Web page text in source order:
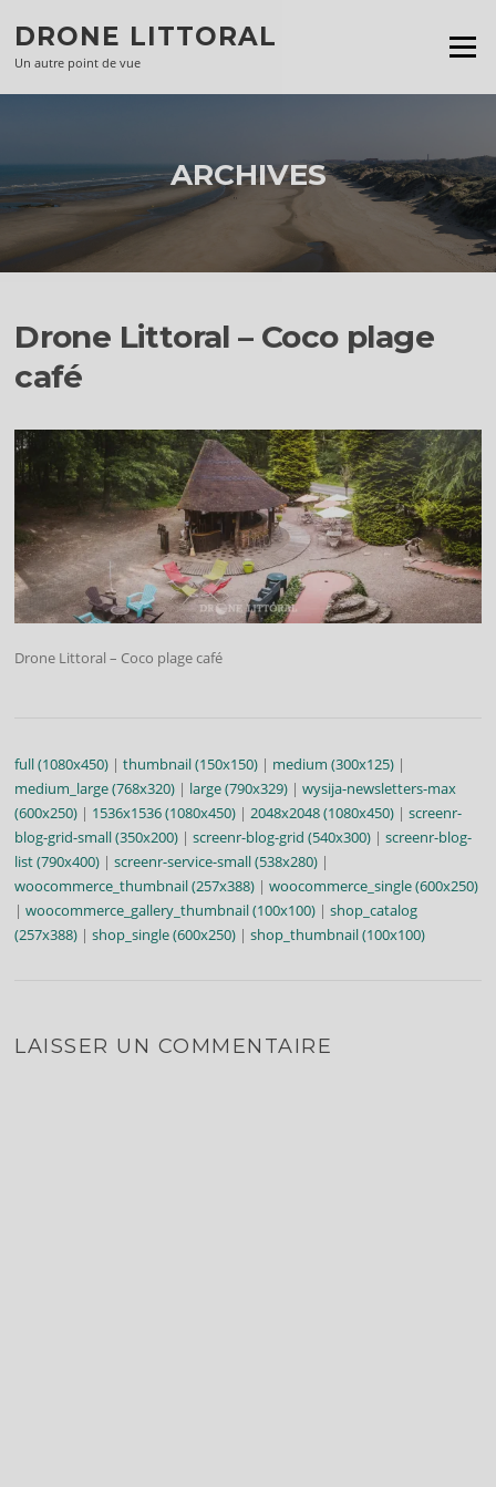
contenu
DRONE LITTORAL
Un autre point de vue
Menu
ARCHIVES
Drone Littoral – Coco plage
café
Drone Littoral – Coco plage café
full (1080x450) |thumbnail (150x150) | medium (300x125) |
medium_large (768x320) | large (790x329) |wysija-newsletters-max
(600x250) | 1536x1536 (1080x450) |2048x2048 (1080x450) |screenr-
blog-grid-small (350x200) |screenr-blog-grid (540x300) |screenr-blog-
list (790x400) |screenr-service-small (538x280) |
woocommerce_thumbnail (257x388) |woocommerce_single (600x250)
|woocommerce_gallery_thumbnail (100x100) |shop_catalog
(257x388) |shop_single (600x250) |shop_thumbnail (100x100)
LAISSER UN COMMENTAIRE